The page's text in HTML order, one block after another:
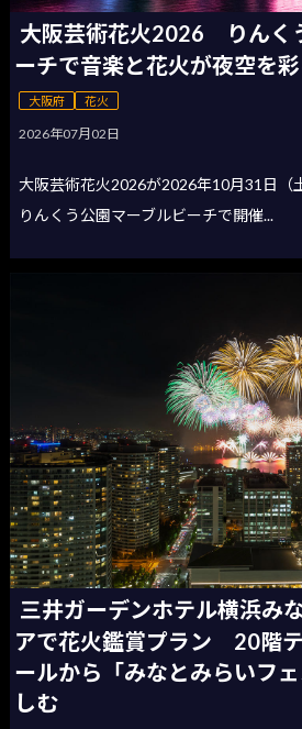
大阪芸術花火2026 りんく
ーチで音楽と花火が夜空を
大阪府 花火
2026年07月02日
大阪芸術花火2026が2026年10月31日（
りんくう公園マーブルビーチで開催...
三井ガーデンホテル横浜み
アで花火鑑賞プラン 20階
ールから「みなとみらいフ
しむ